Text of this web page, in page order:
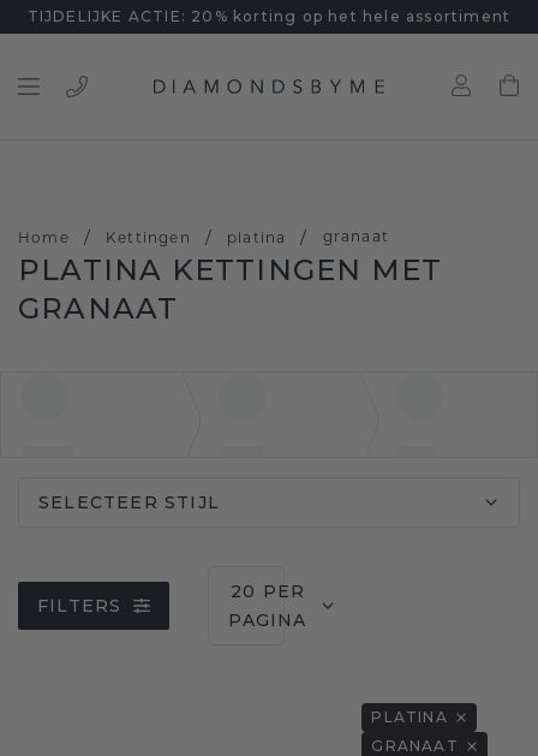
TIJDELIJKE ACTIE: 20% korting op het hele assortiment
Home / Kettingen / platina / granaat
PLATINA KETTINGEN MET
GRANAAT
SELECTEER STIJL
FILTERS
20 PER
PAGINA
PLATINA
GRANAAT